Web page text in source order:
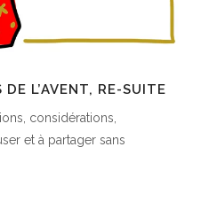
L’AVENT, RE-SUITE
considérations,
et à partager sans